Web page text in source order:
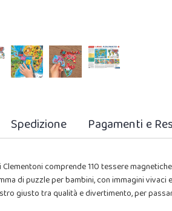
Spedizione Pagamenti e
comprende 110 tessere
di puzzle per bambini, con immagini
giusto tra qualità e divertimento, per